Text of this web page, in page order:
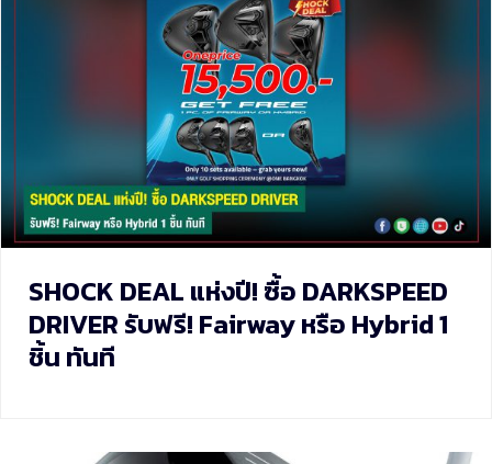
SHOCK DEAL แห่งปี! ซื้อ DARKSPEED
DRIVER รับฟรี! Fairway หรือ Hybrid 1
ชิ้น ทันที